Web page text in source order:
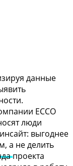
данные
ECCO
люди
выгоднее
а не делить
проекта